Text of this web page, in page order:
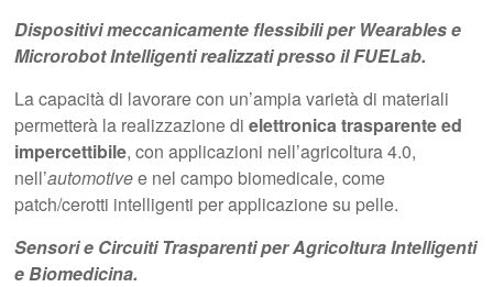
Dispositivi meccanicamente flessibili per Wearables e
Microrobot Intelligenti realizzati presso il FUELab.
La capacità di lavorare con un’ampia varietà di materiali
permetterà la realizzazione dielettronica trasparente ed
impercettibile, con applicazioni nell’agricoltura 4.0,
nell’automotivee nel campo biomedicale, come
patch/cerotti intelligenti per applicazione su pelle.
Sensori e Circuiti Trasparenti per Agricoltura Intelligenti
e Biomedicina.